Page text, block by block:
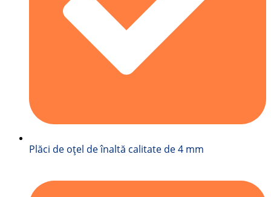
Plăci de oțel de înaltă calitate de 4 mm